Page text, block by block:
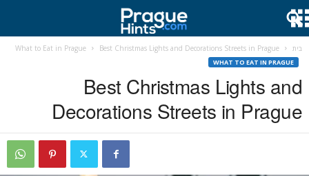
בית What to Eat in Prague Best Christmas Lights and Decorations Streets in Prague
WHAT TO EAT IN PRAGUE
Best Christmas Lights and
Decorations Streets in Prague